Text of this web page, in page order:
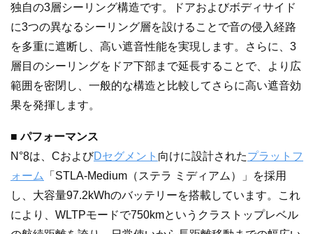
独自の3層シーリング構造です。ドアおよびボディサイド
に3つの異なるシーリング層を設けることで音の侵入経路
を多重に遮断し、高い遮音性能を実現します。さらに、3
層目のシーリングをドア下部まで延長することで、より広
範囲を密閉し、一般的な構造と比較してさらに高い遮音効
果を発揮します。
■ パフォーマンス
N°8は、CおよびDセグメント 向けに設計されたプラットフ
ォーム
「STLA-Medium（ステラ ミディアム）」を採用
し、大容量97.2kWhのバッテリーを搭載しています。これ
により、WLTPモードで750kmというクラストップレベル